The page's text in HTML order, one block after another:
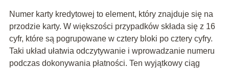
Numer karty kredytowej to element, który znajduje się na
przodzie karty. W większości przypadków składa się z 16
cyfr, które są pogrupowane w cztery bloki po cztery cyfry.
Taki układ ułatwia odczytywanie i wprowadzanie numeru
podczas dokonywania płatności. Ten wyjątkowy ciąg